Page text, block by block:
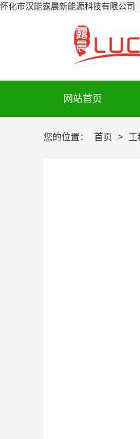
怀化市汉能露晨新能源科技有限公司
网站首页
您的位置： 首页 > 工